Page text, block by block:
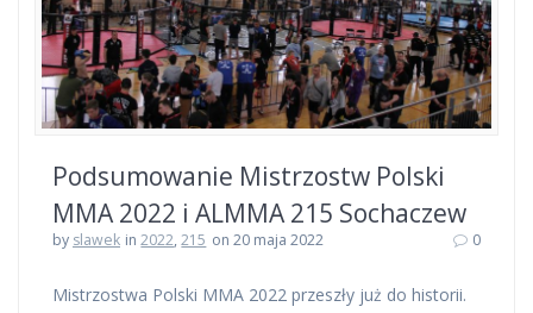
Podsumowanie Mistrzostw Polski
MMA 2022 i ALMMA 215 Sochaczew
by slawek in2022,215 on 20 maja 2022 0
Mistrzostwa Polski MMA 2022 przeszły już do historii.